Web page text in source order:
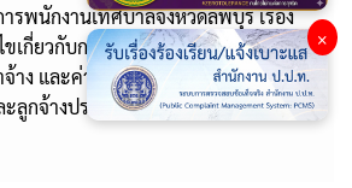
รพนักงานเทศบาลจังหวัดลพบุรี เรื่อง
เกี่ยวกับการกำหนดโควตาและวงเงิน
จ้าง และค่าตอบแทนพิเศษ สำหรับ
ลูกจ้างประจำของเทศบาล พ.ศ.
×